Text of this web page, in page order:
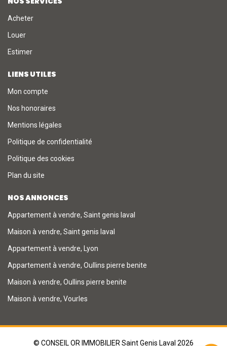
Acheter
Louer
Estimer
LIENS UTILES
Mon compte
Nos honoraires
Mentions légales
Politique de confidentialité
Politique des cookies
Plan du site
NOS ANNONCES
Appartement à vendre, Saint genis laval
Maison à vendre, Saint genis laval
Appartement à vendre, Lyon
Appartement à vendre, Oullins pierre benite
Maison à vendre, Oullins pierre benite
Maison à vendre, Vourles
© CONSEIL OR IMMOBILIER Saint Genis Laval 2026